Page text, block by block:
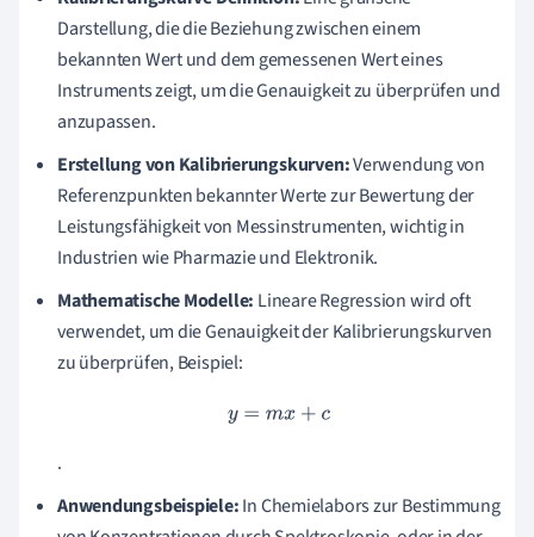
Darstellung, die die Beziehung zwischen einem
bekannten Wert und dem gemessenen Wert eines
Instruments zeigt, um die Genauigkeit zu überprüfen und
anzupassen.
Erstellung von Kalibrierungskurven:Verwendung von
Referenzpunkten bekannter Werte zur Bewertung der
Leistungsfähigkeit von Messinstrumenten, wichtig in
Industrien wie Pharmazie und Elektronik.
Mathematische Modelle: Lineare Regression wird oft
verwendet, um die Genauigkeit der Kalibrierungskurven
zu überprüfen, Beispiel:
y=mx+ c
.
Anwendungsbeispiele:In Chemielabors zur Bestimmung